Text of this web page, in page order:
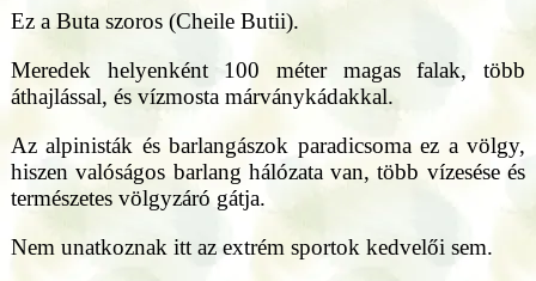
Ez a Buta szoros (Cheile Butii).
Meredek helyenként 100 méter magas falak, több
áthajlással, és vízmosta márványkádakkal.
Az alpinisták és barlangászok paradicsoma ez a völgy,
hiszen valóságos barlang hálózata van, több vízesése és
természetes völgyzáró gátja.
Nem unatkoznak itt az extrém sportok kedvelői sem.